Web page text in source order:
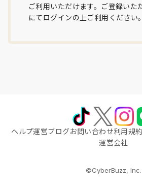
ご利用いただけます。ご登録いた
にてログインの上ご利用ください。
ヘルプ運営ブログお問い合わせ利用規約
運営会社
©CyberBuzz, Inc.